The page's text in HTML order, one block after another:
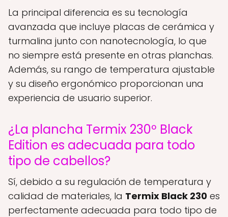
La principal diferencia es su tecnología
avanzada que incluye placas de cerámica y
turmalina junto con nanotecnología, lo que
no siempre está presente en otras planchas.
Además, su rango de temperatura ajustable
y su diseño ergonómico proporcionan una
experiencia de usuario superior.
¿La plancha Termix 230º Black
Edition es adecuada para todo
tipo de cabellos?
Sí, debido a su regulación de temperatura y
calidad de materiales, la Termix Black 230 es
perfectamente adecuada para todo tipo de